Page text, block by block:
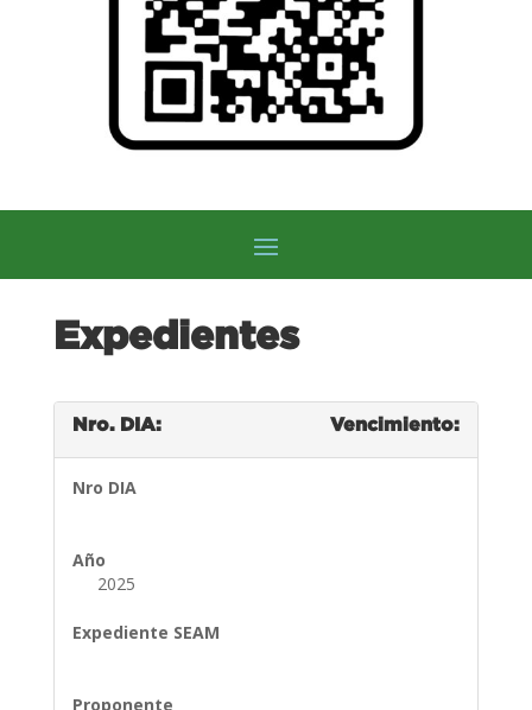
Expedientes
Nro. DIA: Vencimiento:
Nro DIA
Año
2025
Expediente SEAM
Proponente